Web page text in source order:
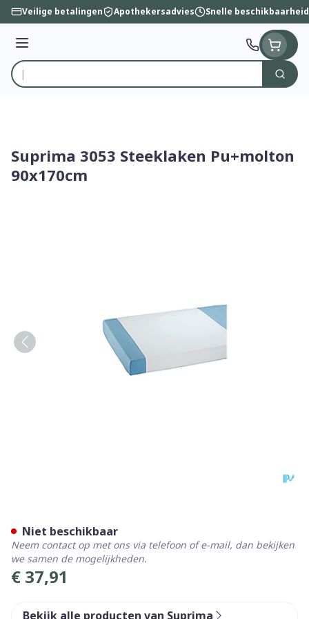
Ga naar de inhoud
Veilige betalingen Apothekersadvies Snelle beschikbaarheid
Menu
Product, merk, categorie...
Zoek
Suprima 3053 Steeklaken Pu+molton
90x170cm
€ 37,91
Niet beschikbaar
Neem contact op met ons via telefoon of e-mail, dan bekijken
we samen de mogelijkheden.
Bekijk alle producten van Suprima